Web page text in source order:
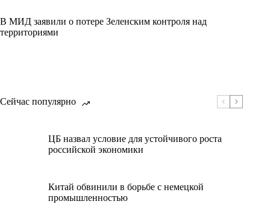
В МИД заявили о потере Зеленским контроля над
территориями
Сейчас популярно
ЦБ назвал условие для устойчивого роста
российской экономики
Китай обвинили в борьбе с немецкой
промышленностью